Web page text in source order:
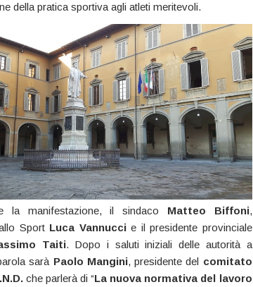
della pratica sportiva agli atleti meritevoli.
la manifestazione, il sindaco Matteo Biffoni,
Sport Luca Vannuccie il presidente provinciale
Taiti. Dopo i saluti iniziali delle autorità a
sarà Paolo Mangini, presidente del comitato
che parlerà di “La nuova normativa del lavoro